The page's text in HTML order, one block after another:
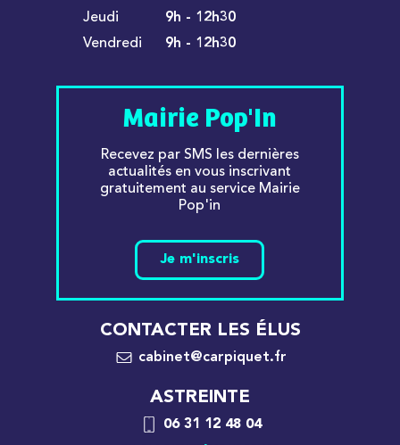
Jeudi
9h - 12h30
Vendredi
9h - 12h30
Mairie Pop'In
Recevez par SMS les dernières
actualités en vous inscrivant
gratuitement au service Mairie
Pop'in
Je m'inscris
CONTACTER LES ÉLUS
cabinet@carpiquet.fr
ASTREINTE
06 31 12 48 04